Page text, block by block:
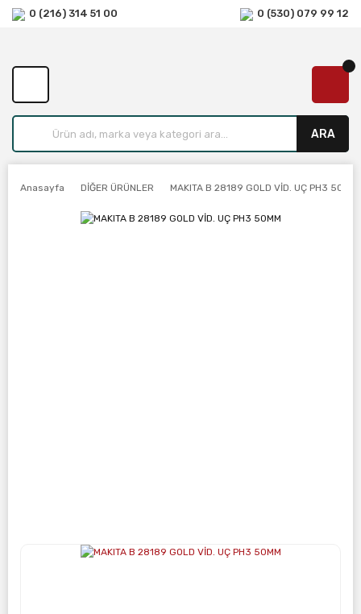
0 (216) 314 51 00 0 (530) 079 99 12
ARA
Anasayfa DİĞER ÜRÜNLER MAKITA B 28189 GOLD VİD. UÇ PH3 50MM